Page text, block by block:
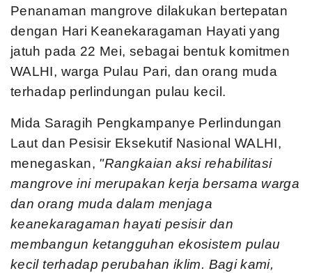
Penanaman mangrove dilakukan bertepatan
dengan Hari Keanekaragaman Hayati yang
jatuh pada 22 Mei, sebagai bentuk komitmen
WALHI, warga Pulau Pari, dan orang muda
terhadap perlindungan pulau kecil.
Mida Saragih Pengkampanye Perlindungan
Laut dan Pesisir Eksekutif Nasional WALHI,
menegaskan, "Rangkaian aksi rehabilitasi
mangrove ini merupakan kerja bersama warga
dan orang muda dalam menjaga
keanekaragaman hayati pesisir dan
membangun ketangguhan ekosistem pulau
kecil terhadap perubahan iklim. Bagi kami,